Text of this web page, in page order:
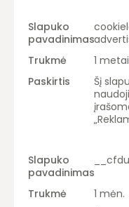
1 metai
Šį
1 mėn.